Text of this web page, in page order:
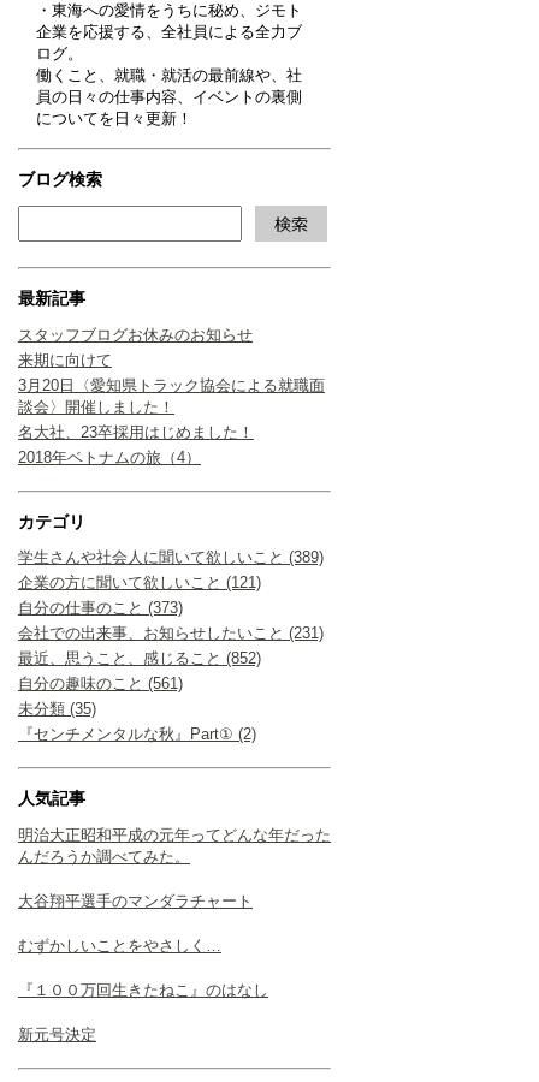
・東海への愛情をうちに秘め、ジモト
企業を応援する、全社員による全力ブ
ログ。
働くこと、就職・就活の最前線や、社
員の日々の仕事内容、イベントの裏側
についてを日々更新！
ブログ検索
最新記事
スタッフブログお休みのお知らせ
来期に向けて
3月20日〈愛知県トラック協会による就職面
談会〉開催しました！
名大社、23卒採用はじめました！
2018年ベトナムの旅（4）
カテゴリ
学生さんや社会人に聞いて欲しいこと (389)
企業の方に聞いて欲しいこと (121)
自分の仕事のこと (373)
会社での出来事、お知らせしたいこと (231)
最近、思うこと、感じること (852)
自分の趣味のこと (561)
未分類 (35)
『センチメンタルな秋』Part① (2)
人気記事
明治大正昭和平成の元年ってどんな年だった
んだろうか調べてみた。
大谷翔平選手のマンダラチャート
むずかしいことをやさしく…
『１００万回生きたねこ』のはなし
新元号決定